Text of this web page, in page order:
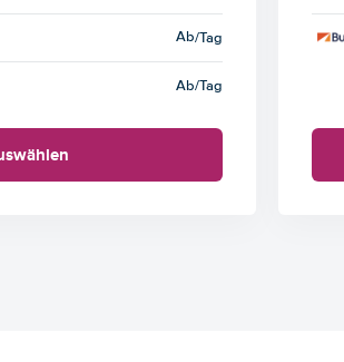
Ab/Tag
Ab/Tag